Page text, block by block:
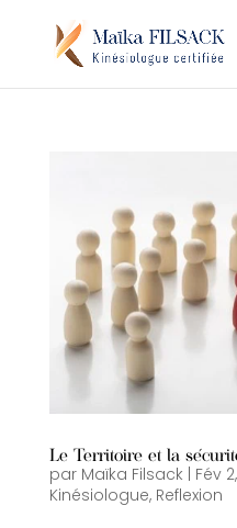
Le Territoire et la
par Maïka Filsack | Fév
Kinésiologue, Reflexion